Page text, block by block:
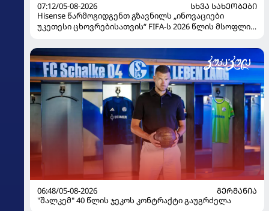
07:12/05-08-2026
ᲡᲮᲕᲐ ᲡᲐᲮᲔᲝᲑᲔᲑᲘ
Hisense წარმოგიდგენთ გზავნილს „ინოვაციები
უკეთესი ცხოვრებისათვის“ FIFA-ს 2026 წლის მსოფლიო
06:48/05-08-2026
ᲒᲔᲠᲛᲐᲜᲘᲐ
"შალკემ" 40 წლის ჯეკოს კონტრაქტი გაუგრძელა